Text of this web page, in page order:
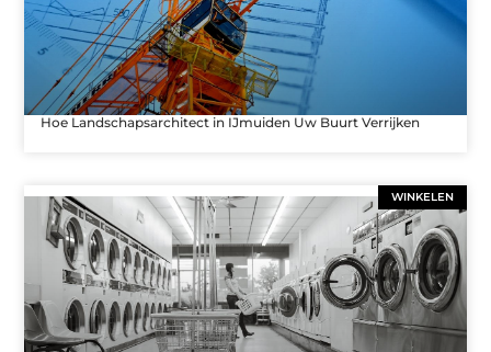
Hoe Landschapsarchitect in IJmuiden Uw Buurt Verrijken
WINKELEN